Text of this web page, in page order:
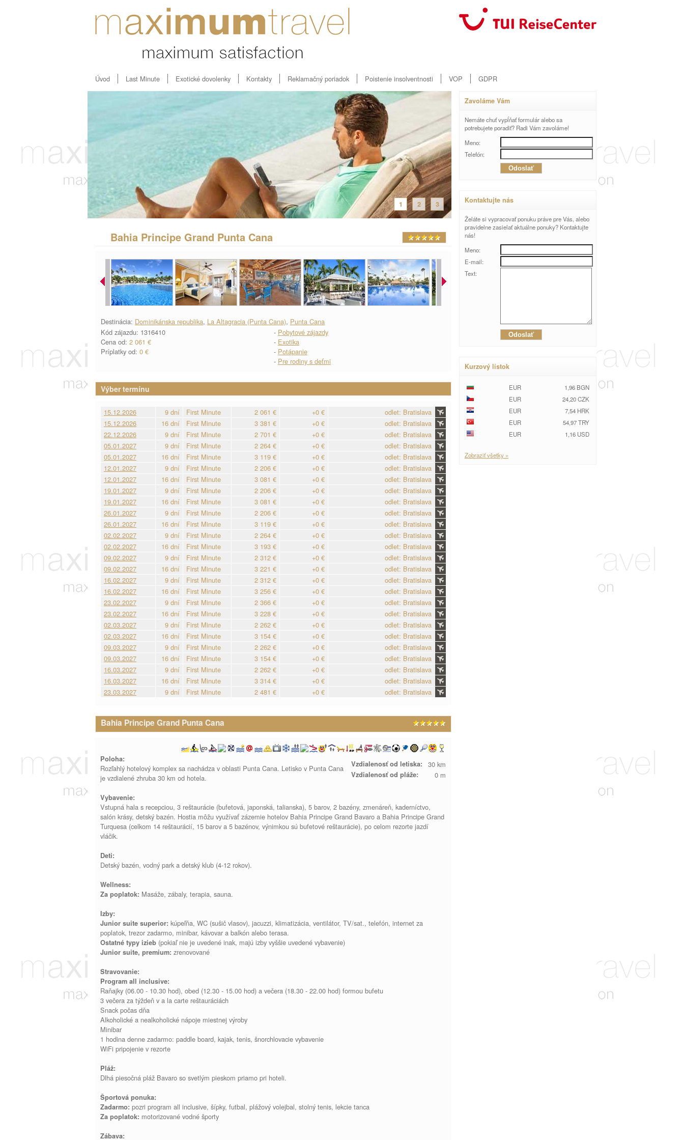
Úvod Last Minute Exotické dovolenky Kontakty Reklamačný poriadok Poistenie insolventnosti VOP GDPR
1 2 3
Bahia Principe Grand Punta Cana
Destinácia: Dominikánska republika, La Altagracia (Punta Cana), Punta Cana
Kód zájazdu: 1316410
Cena od: 2 061 €
Príplatky od: 0 €
- Pobytové zájazdy
- Exotika
- Potápanie
- Pre rodiny s deťmi
Výber termínu
15.12.2026 9 dní First Minute 2 061 € +0 €
odlet: Bratislava
15.12.2026
16 dní First Minute 3 381 € +0 €
odlet: Bratislava
22.12.2026
9 dní First Minute 2 701 € +0 €
odlet: Bratislava
05.01.2027
9 dní First Minute 2 264 € +0 €
odlet: Bratislava
05.01.2027
16 dní First Minute 3 119 € +0 €
odlet: Bratislava
12.01.2027
9 dní First Minute 2 206 € +0 €
odlet: Bratislava
12.01.2027
16 dní First Minute 3 081 € +0 €
odlet: Bratislava
19.01.2027
9 dní First Minute 2 206 € +0 €
odlet: Bratislava
19.01.2027
16 dní First Minute 3 081 € +0 €
odlet: Bratislava
26.01.2027
9 dní First Minute 2 206 € +0 €
odlet: Bratislava
26.01.2027
16 dní First Minute 3 119 € +0 €
odlet: Bratislava
02.02.2027
9 dní First Minute 2 264 € +0 €
odlet: Bratislava
02.02.2027
16 dní First Minute 3 193 € +0 €
odlet: Bratislava
09.02.2027
9 dní First Minute 2 312 € +0 €
odlet: Bratislava
09.02.2027
16 dní First Minute 3 221 € +0 €
odlet: Bratislava
16.02.2027
9 dní First Minute 2 312 € +0 €
odlet: Bratislava
16.02.2027
16 dní First Minute 3 256 € +0 €
odlet: Bratislava
23.02.2027
9 dní First Minute 2 366 € +0 €
odlet: Bratislava
23.02.2027
16 dní First Minute 3 228 € +0 €
odlet: Bratislava
02.03.2027
9 dní First Minute 2 262 € +0 €
odlet: Bratislava
02.03.2027
16 dní First Minute 3 154 € +0 €
odlet: Bratislava
09.03.2027
9 dní First Minute 2 262 € +0 €
odlet: Bratislava
09.03.2027
16 dní First Minute 3 154 € +0 €
odlet: Bratislava
16.03.2027
9 dní First Minute 2 262 € +0 €
odlet: Bratislava
16.03.2027
16 dní First Minute 3 314 € +0 €
odlet: Bratislava
23.03.2027
9 dní First Minute 2 481 € +0 € odlet: Bratislava
Bahia Principe Grand Punta Cana
Vzdialenosť od letiska: 30 km
Vzdialenosť od pláže: 0 m
Poloha:
Rozľahlý hotelový komplex sa nachádza v oblasti Punta Cana. Letisko v Punta Cana
je vzdialené zhruba 30 km od hotela.
Vybavenie:
Vstupná hala s recepciou, 3 reštaurácie (bufetová, japonská, talianska), 5 barov, 2 bazény, zmenáreň, kaderníctvo,
salón krásy, detský bazén. Hostia môžu využívať zázemie hotelov Bahia Principe Grand Bavaro a Bahia Principe Grand
Turquesa (celkom 14 reštaurácií, 15 barov a 5 bazénov, výnimkou sú bufetové reštaurácie), po celom rezorte jazdí
vláčik.
Deti:
Detský bazén, vodný park a detský klub (4-12 rokov).
Wellness:
Za poplatok: Masáže, zábaly, terapia, sauna.
Izby:
Junior suite superior: kúpeľňa, WC (sušič vlasov), jacuzzi, klimatizácia, ventilátor, TV/sat., telefón, internet za
poplatok, trezor zadarmo, minibar, kávovar a balkón alebo terasa.
Ostatné typy izieb (pokiaľ nie je uvedené inak, majú izby vyššie uvedené vybavenie)
Junior suite, premium: zrenovované
Stravovanie:
Program all inclusive:
Raňajky (06.00 - 10.30 hod), obed (12.30 - 15.00 hod) a večera (18.30 - 22.00 hod) formou bufetu
3 večera za týždeň v a la carte reštauráciách
Snack počas dňa
Alkoholické a nealkoholické nápoje miestnej výroby
Minibar
1 hodina denne zadarmo: paddle board, kajak, tenis, šnorchlovacie vybavenie
WiFi pripojenie v rezorte
Pláž:
Dlhá piesočná pláž Bavaro so svetlým pieskom priamo pri hoteli.
Športová ponuka:
Zadarmo: pozri program all inclusive, šípky, futbal, plážový volejbal, stolný tenis, lekcie tanca
Za poplatok: motorizované vodné športy
Zábava:
Zavoláme Vám
Nemáte chuť vypĺňať formulár alebo sa
potrebujete poradiť? Radi Vám zavoláme!
Meno:
Telefón:
Kontaktujte nás
Želáte si vypracovať ponuku práve pre Vás, alebo
pravidelne zasielať aktuálne ponuky? Kontaktujte
nás!
Meno:
E-mail:
Text:
Kurzový lístok
EUR
1,96 BGN
EUR
24,20 CZK
EUR
7,54 HRK
EUR
54,97 TRY
EUR
1,16 USD
Zobraziť všetky »